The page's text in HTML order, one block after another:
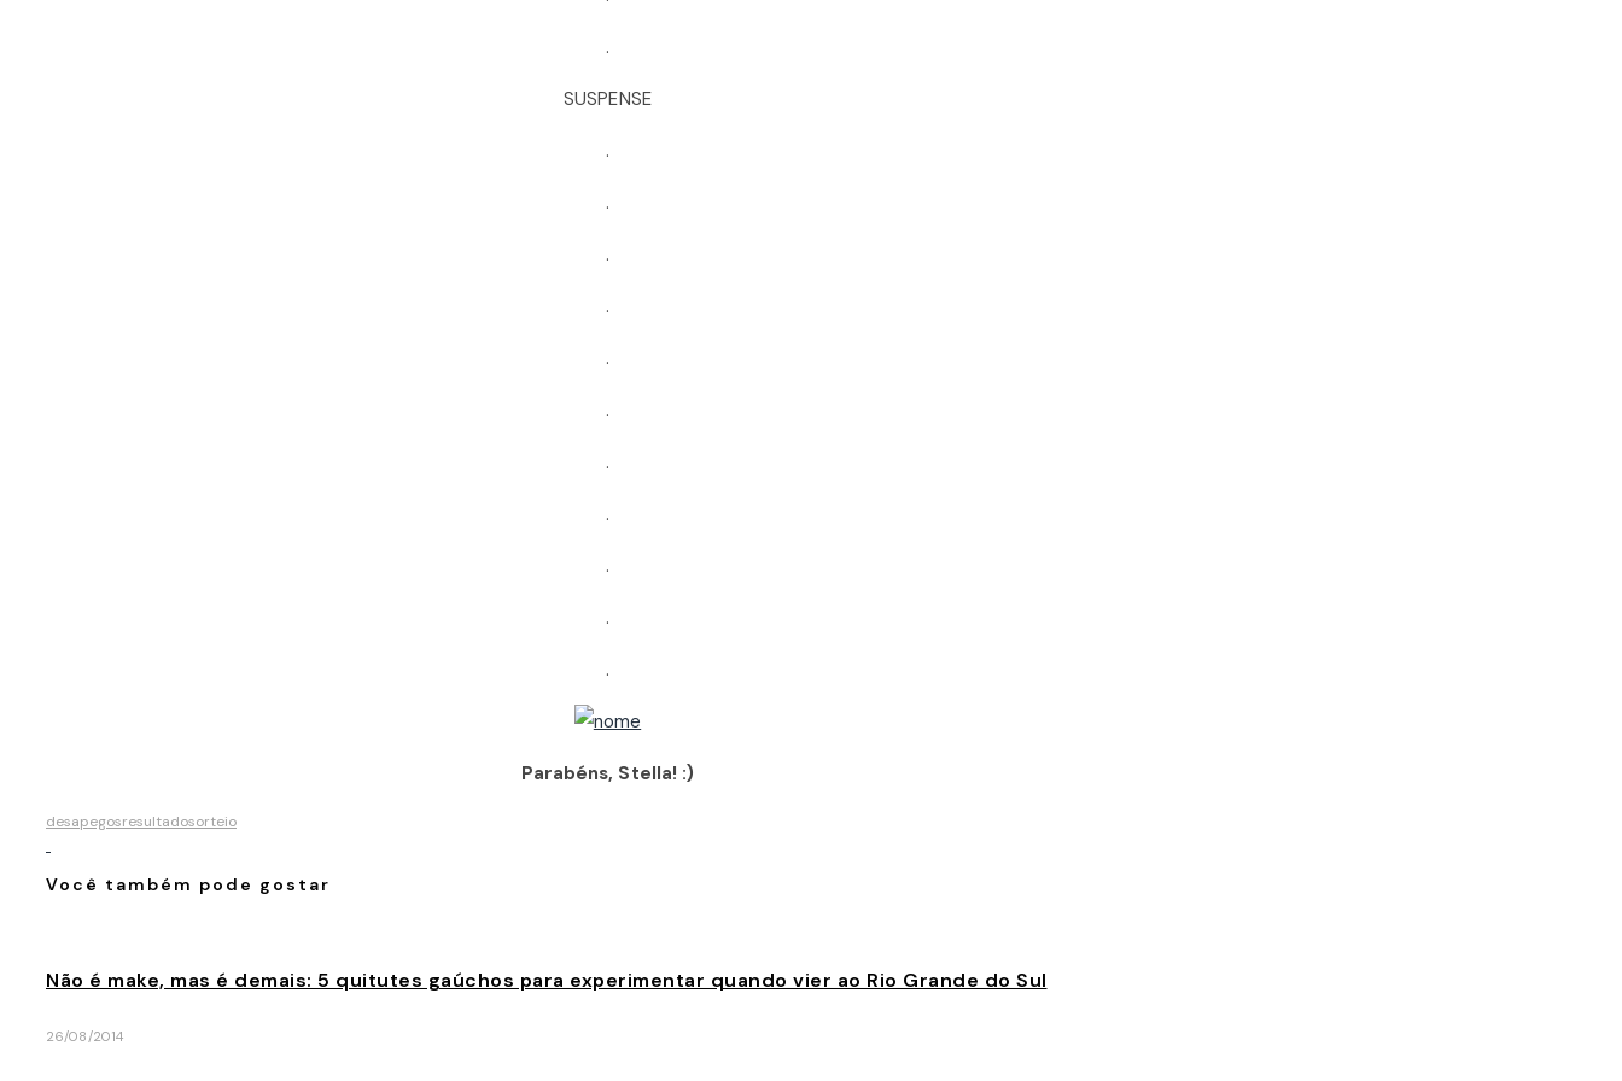
.
SUSPENSE
.
.
.
.
.
.
.
.
.
.
.
Parabéns, Stella! :)
desapegosresultadosorteio
Você também pode gostar
Não é make, mas é demais: 5 quitutes gaúchos para experimentar quando vier ao Rio Grande do Sul
26/08/2014